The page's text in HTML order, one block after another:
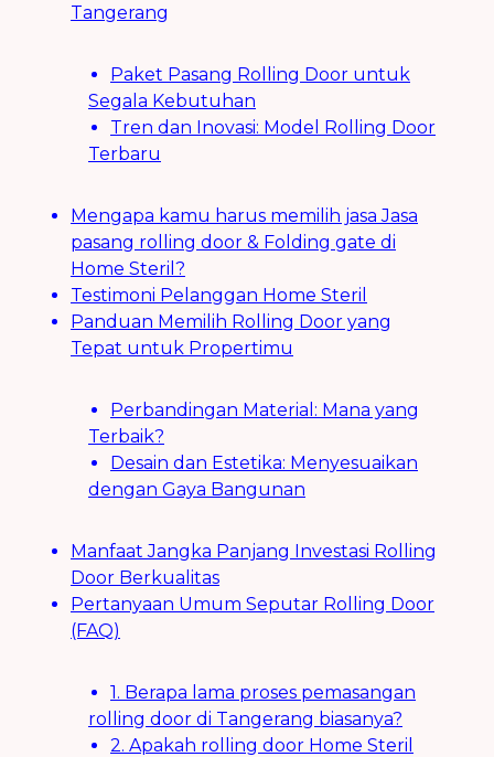
Tangerang
Paket Pasang Rolling Door untuk
Segala Kebutuhan
Tren dan Inovasi: Model Rolling Door
Terbaru
Mengapa kamu harus memilih jasa Jasa
pasang rolling door & Folding gate di
Home Steril?
Testimoni Pelanggan Home Steril
Panduan Memilih Rolling Door yang
Tepat untuk Propertimu
Perbandingan Material: Mana yang
Terbaik?
Desain dan Estetika: Menyesuaikan
dengan Gaya Bangunan
Manfaat Jangka Panjang Investasi Rolling
Door Berkualitas
Pertanyaan Umum Seputar Rolling Door
(FAQ)
1. Berapa lama proses pemasangan
rolling door di Tangerang biasanya?
2. Apakah rolling door Home Steril